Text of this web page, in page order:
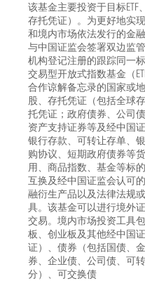
该基金主要投资于目标
存托凭证）。为更好地实
和境内市场依法发行的金
与中国证监会签署双边监
机构登记注册的跟踪同一
交易型开放式指数基金（
合作谅解备忘录的国家或
股、存托凭证（包括全球
托凭证；政府债券、公司
资产支持证券等及经中国
银行存款、可转让存单、
购协议、短期政府债券等
用、商品指数、基金等标
互换及经中国证监会认可
融衍生产品以及法律法规
具。该基金可以进行境外
交易。境内市场投资工具
板、创业板及其他经中国
证）、债券（包括国债、
券、企业债、公司债、可
分）、可交换债